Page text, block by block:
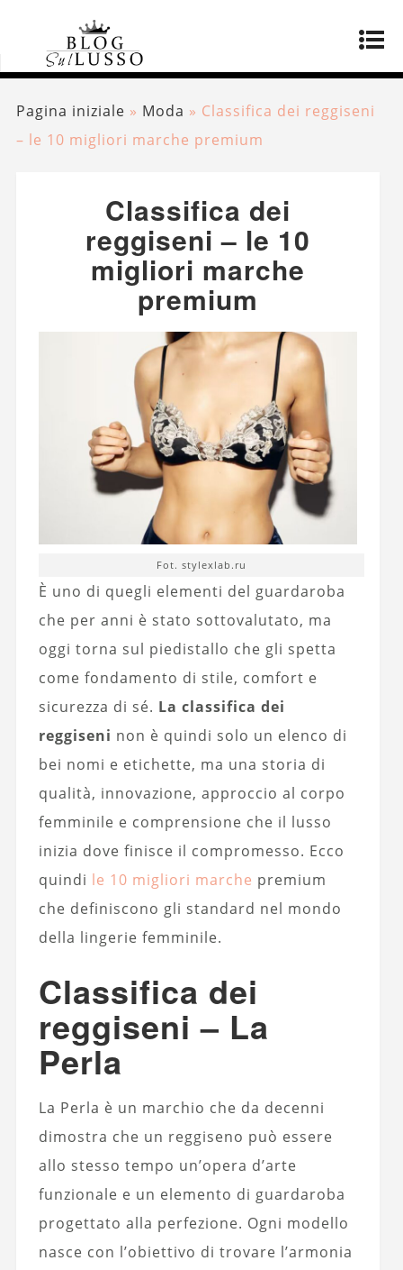
Pagina iniziale » Moda » Classifica dei reggiseni
– le 10 migliori marche premium
Classifica dei
reggiseni – le 10
migliori marche
premium
Fot. stylexlab.ru
È uno di quegli elementi del guardaroba
che per anni è stato sottovalutato, ma
oggi torna sul piedistallo che gli spetta
come fondamento di stile, comfort e
sicurezza di sé. La classifica dei
reggiseni non è quindi solo un elenco di
bei nomi e etichette, ma una storia di
qualità, innovazione, approccio al corpo
femminile e comprensione che il lusso
inizia dove finisce il compromesso. Ecco
quindi le 10 migliori marche premium
che definiscono gli standard nel mondo
della lingerie femminile.
Classifica dei
reggiseni – La
Perla
La Perla è un marchio che da decenni
dimostra che un reggiseno può essere
allo stesso tempo un’opera d’arte
funzionale e un elemento di guardaroba
progettato alla perfezione. Ogni modello
nasce con l’obiettivo di trovare l’armonia